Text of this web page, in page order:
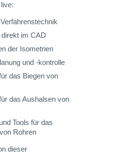
im CAD
der Isometrien
und -kontrolle
das Biegen von
das Aushalsen von
Tools für das
Rohren
dieser